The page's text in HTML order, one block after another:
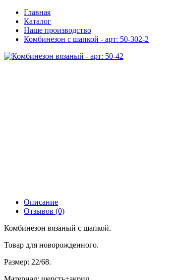
Главная
Каталог
Наше производство
Комбинезон с шапкой - арт: 50-302-2
Описание
Отзывов (0)
Комбинезон вязаный с шапкой.
Товар для новорожденного.
Размер: 22/68.